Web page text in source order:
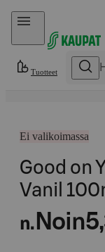
Hyppää sisältöön
Tuotteet
Ei valikoimassa
Good on
Vanil
n. Noin